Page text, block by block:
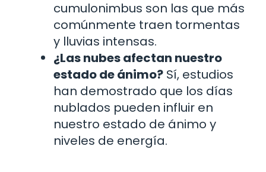
cumulonimbus son las que más
comúnmente traen tormentas
y lluvias intensas.
¿Las nubes afectan nuestro
estado de ánimo? Sí, estudios
han demostrado que los días
nublados pueden influir en
nuestro estado de ánimo y
niveles de energía.